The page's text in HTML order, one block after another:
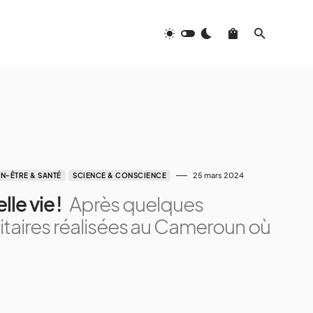
ÊTRE & SANTÉ SCIENCE & CONSCIENCE 25 mars 2024
vie ! Après quelques
réalisées au Cameroun où